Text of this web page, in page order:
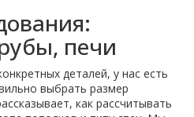
печи
деталей, у нас есть
выбрать размер
как рассчитывать